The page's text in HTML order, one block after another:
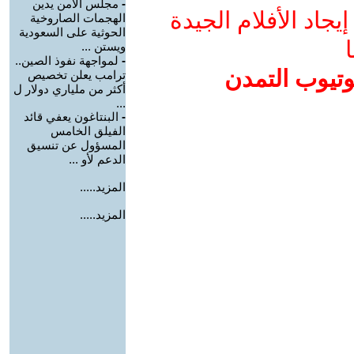
الأفلام الجيدة
التمدن
- مجلس الأمن يدين
الهجمات الصاروخية
الحوثية على السعودية
ويستن ...
- لمواجهة نفوذ الصين..
ترامب يعلن تخصيص
أكثر من ملياري دولار ل
...
- البنتاغون يعفي قائد
الفيلق الخامس
المسؤول عن تنسيق
الدعم لأو ...
المزيد.....
المزيد.....